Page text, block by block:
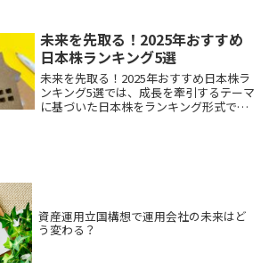
小限に抑える手段を紹介します。
未来を先取る！2025年おすすめ
日本株ランキング5選
未来を先取る！2025年おすすめ日本株ラ
ンキング5選では、成長を牽引するテーマ
に基づいた日本株をランキング形式で紹
資産運用立国構想で運用会社の未来はど
う変わる？